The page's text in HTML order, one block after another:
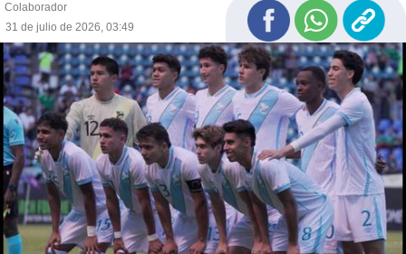
Colaborador
31 de julio de 2026, 03:49